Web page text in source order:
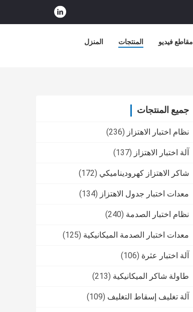
المنزل المنتجات مقاطع فيديو
جميع المنتجات
نظام اختبار الاهتزاز (236)
آلة اختبار الاهتزاز (137)
شاكر الاهتزاز كهروديناميكي (172)
معدات اختبار جدول الاهتزاز (134)
نظام اختبار الصدمة (240)
معدات اختبار الصدمة الميكانيكية (125)
آلة اختبار عثرة (106)
طاولة شاكر الميكانيكية (213)
آلة تغليف إسقاط التغليف (109)